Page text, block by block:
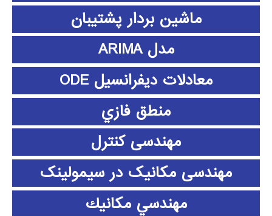
ماشین بردار پشتیبان
مدل ARIMA
معادلات دیفرانسیل ODE
منطق فازي
مهندسی کنترل
مهندسی مکانیک در سیمولینک
مهندسي مكانيك